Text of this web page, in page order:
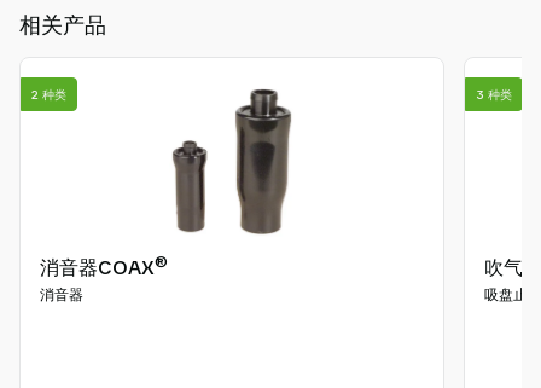
相关产品
消音器COAX®
消音器
2 种类
吹气
吸盘止
3 种类